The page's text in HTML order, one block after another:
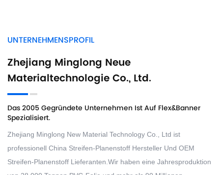
UNTERNEHMENSPROFIL
Zhejiang Minglong Neue
Materialtechnologie Co., Ltd.
Das 2005 Gegründete Unternehmen Ist Auf Flex&Banner
Spezialisiert.
Zhejiang Minglong New Material Technology Co., Ltd ist
professionell China Streifen-Planenstoff Hersteller Und OEM
Streifen-Planenstoff Lieferanten .Wir haben eine Jahresproduktion